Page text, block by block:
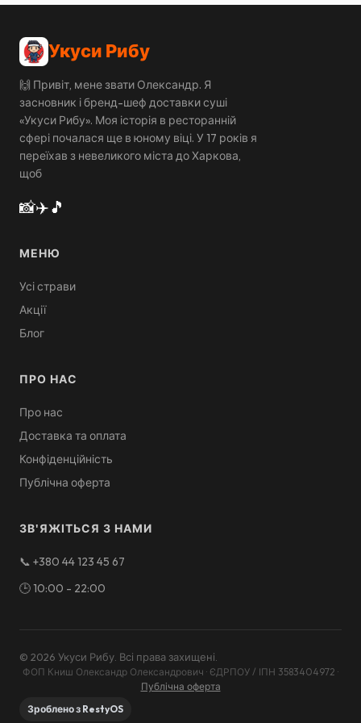
Укуси Рибу
🙌 Привіт, мене звати Олександр. Я
засновник і бренд-шеф доставки суші
«Укуси Рибу». Моя історія в ресторанній
сфері почалася ще в юному віці. У 17 років я
переїхав з невеликого міста до Харкова,
щоб
📸✈️🎵
МЕНЮ
Усі страви
Акції
Блог
ПРО НАС
Про нас
Доставка та оплата
Конфіденційність
Публічна оферта
ЗВ'ЯЖІТЬСЯ З НАМИ
📞 +380 44 123 45 67
🕒10:00 - 22:00
© 2026 Укуси Рибу Всі права захищені
ФОП Книш Олександр Олександрович · ЄДРПОУ / ІПН 3583404972 ·
Публічна оферта
Зроблено з RestyOS